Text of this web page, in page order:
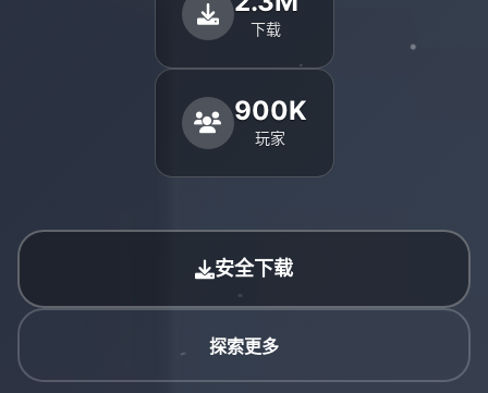
下载
900K
玩家
安全下载
探索更多